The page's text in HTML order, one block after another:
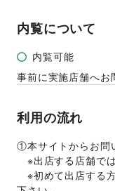
その他エンタメ
内覧について
内覧可能
事前に実施店舗へお
利用の流れ
①本サイトからお問
※出店する店舗で
※初めて出店する